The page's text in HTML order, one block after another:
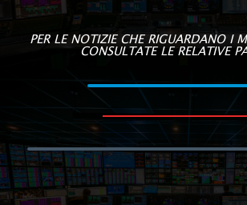
PER LE NOTIZIE CHE RIGUARDANO I
CONSULTATE LE RELATIVE